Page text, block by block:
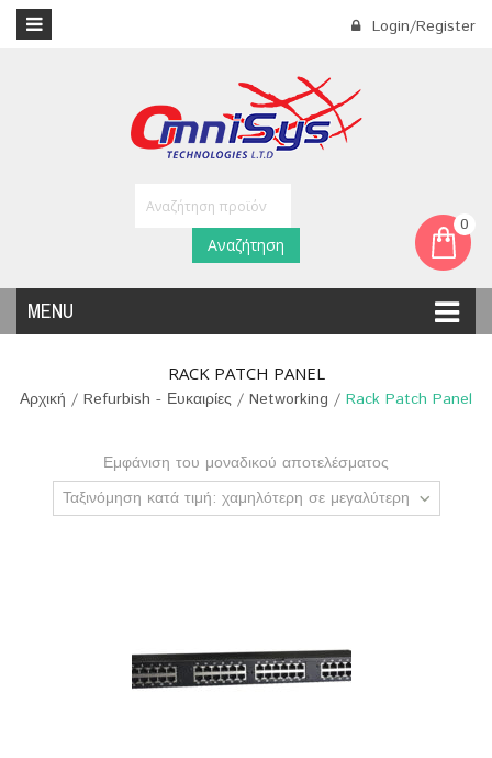
Login/Register
0
MENU
Αναζήτηση
RACK PATCH PANEL
Αρχική / Refurbish - Ευκαιρίες / Networking / Rack Patch Panel
Εμφάνιση του μοναδικού αποτελέσματος
Ταξινόμηση κατά τιμή: χαμηλότερη σε μεγαλύτερη